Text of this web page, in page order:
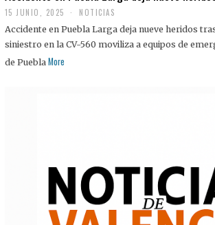
15 JUNIO, 2025 NOTICIAS
Accidente en Puebla Larga deja nueve heridos
siniestro en la CV-560 moviliza a equipos de
de Puebla More